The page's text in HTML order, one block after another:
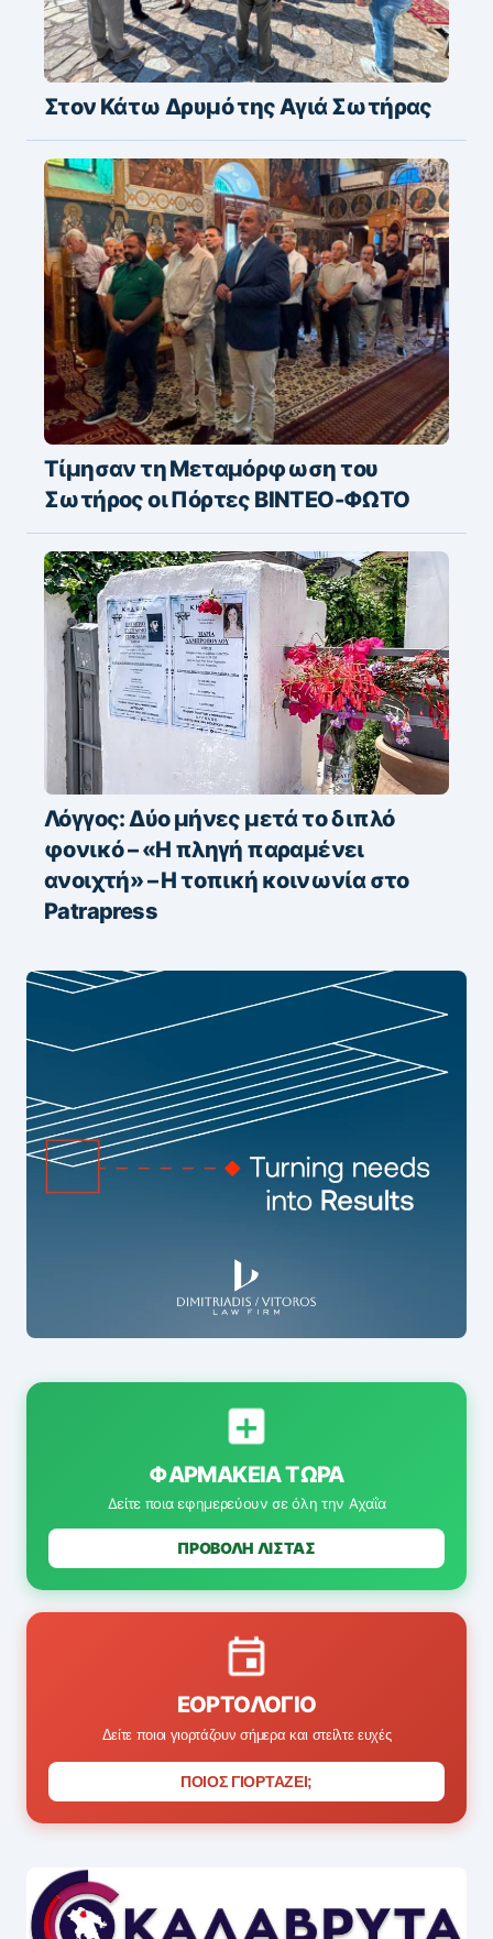
Στον Κάτω Δρυμό της Αγιά Σωτήρας
Τίμησαν τη Μεταμόρφωση του
Σωτήρος οι Πόρτες ΒΙΝΤΕΟ-ΦΩΤΟ
Λόγγος: Δύο μήνες μετά το διπλό
φονικό – «H πληγή παραμένει
ανοιχτή» – Η τοπική κοινωνία στο
Patrapress
ΦΑΡΜΑΚΕΊΑ ΤΏΡΑ
Δείτε ποια εφημερεύουν σε όλη την Αχαΐα
ΠΡΟΒΟΛΗ ΛΙΣΤΑΣ
ΕΟΡΤΟΛΌΓΙΟ
Δείτε ποιοι γιορτάζουν σήμερα και στείλτε ευχές
ΠΟΙΟΣ ΓΙΟΡΤΑΖΕΙ;